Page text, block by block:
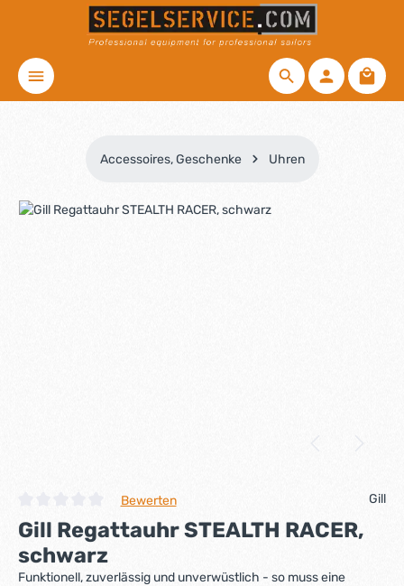
Zum Hauptinhalt springen
Accessoires, Geschenke Uhren
Bildergalerie überspringen
Durchschnittliche Bewertung von 0 von 5 Sternen
Bewerten Gill
Gill Regattauhr STEALTH RACER,
schwarz
Funktionell, zuverlässig und unverwüstlich - so muss eine